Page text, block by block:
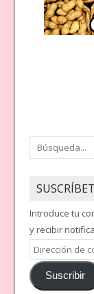
Introduce tu
y recibir
Dirección
de
correoSuscribir